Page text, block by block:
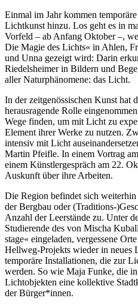
Einmal im Jahr kommen
Lichtkunst hinzu. Los geht es in
Vorfeld – ab Anfang Oktober –,
Die Magie des Lichts« in Ahlen,
und Unna gezeigt wird: Darin
Riedelsheimer in Bildern und
aller Naturphänomene: das Licht.
In der zeitgenössischen Kunst hat
herausragende Rolle
Wege finden, um mit Licht zu
Element ihrer Werke zu nutzen.
intensiv mit Licht
Martin Pfeifle. In einem Vortrag
einem Künstlergespräch am 22.
Auskunft über ihre Arbeiten.
Die Region befindet sich
der Bergbau oder (Traditions-
Anzahl der Leerstände zu. Unter
Studierende des von Mischa
stage« eingeladen, vergessene
Hellweg-Projekts wieder in neues
temporäre Installationen, die zur
werden. So wie Maja Funke, die
Lichtobjekten eine kollektive
der Bürger*innen.